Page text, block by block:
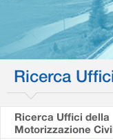
Ricerca
Ricerca Uffici della
Motorizzazione